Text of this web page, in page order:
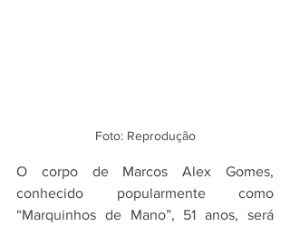
Foto: Reprodução
O corpo de Marcos Alex Gomes,
conhecido popularmente como
“Marquinhos de Mano”, 51 anos, será